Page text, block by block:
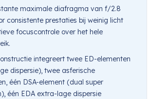
maximale diafragma van f/2.8
consistente prestaties bij weinig licht
focuscontrole over het hele
integreert twee ED-elementen
dispersie), twee asferische
één DSA-element (dual super
één EDA extra-lage dispersie